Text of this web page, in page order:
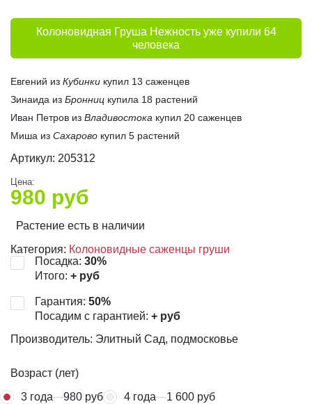
Колоновидная Груша Нежность уже купили 64
человека
Евгений из Кубинки купил 13 саженцев
Зинаида из Бронниц купила 18 растений
Иван Петров из Владивостока купил 20 саженцев
Миша из Сахарово купил 5 растений
Артикул: 205312
Цена:
980 руб
Растение есть в наличии
Категория: Колоновидные саженцы груши
Посадка: 30%
Итого: + руб
Гарантия: 50%
Посадим с гарантией: + руб
Производитель: Элитный Сад, подмосковье
Возраст (лет)
3 года
980 руб 4 года
1 600 руб